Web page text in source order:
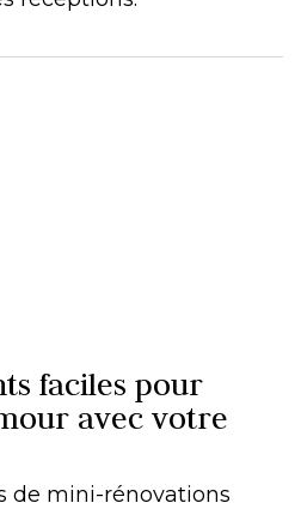
faciles pour
avec votre
de mini-rénovations